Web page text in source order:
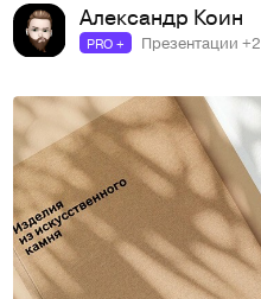
Александр Коин
PRO + Презентации +2